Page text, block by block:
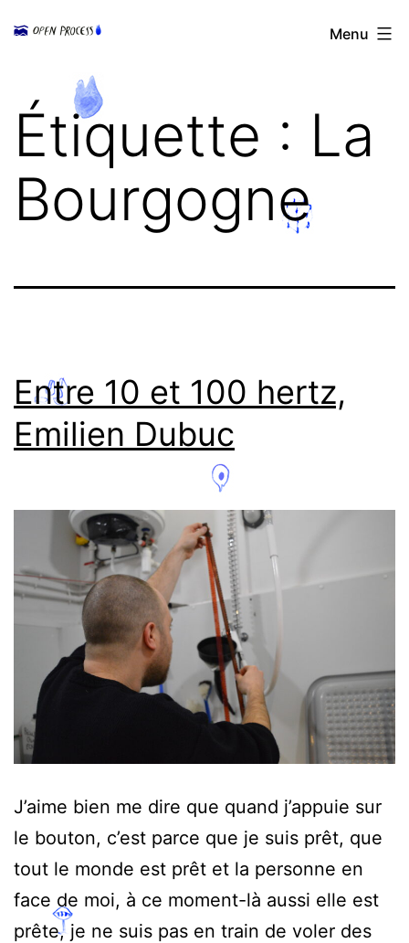
Open
Menu
Étiquette : La
Bourgogne
Entre 10 et 100 hertz,
Emilien Dubuc
J’aime bien me dire que quand j’appuie sur
le bouton, c’est parce que je suis prêt, que
tout le monde est prêt et la personne en
face de moi, à ce moment-là aussi elle est
prête, je ne suis pas en train de voler des